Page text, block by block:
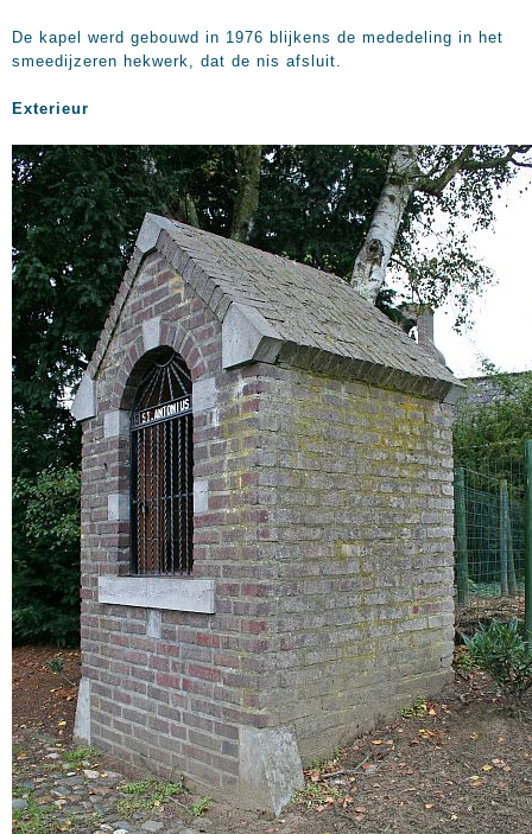
De kapel werd gebouwd in 1976 blijkens de mededeling in het
smeedijzeren hekwerk, dat de nis afsluit.
Exterieur